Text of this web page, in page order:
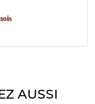
AUSSI